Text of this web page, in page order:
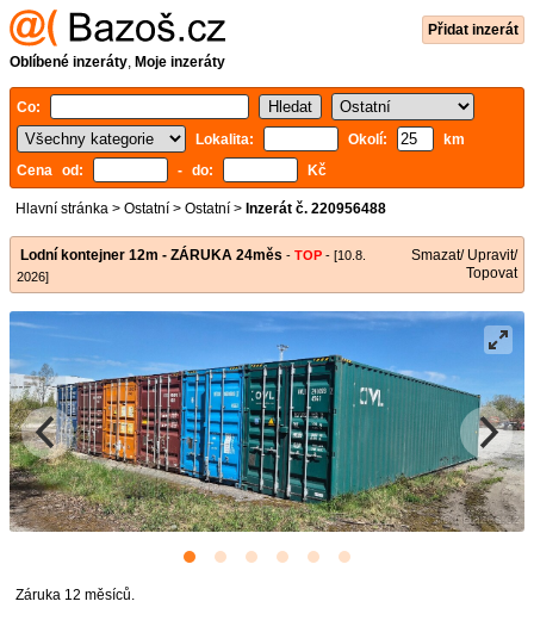
Přidat inzerát
Oblíbené inzeráty, Moje inzeráty
Co:
Lokalita:
Okolí:
km
Cena od:
- do: Kč
Hlavní stránka > Ostatní > Ostatní > Inzerát č. 220956488
Lodní kontejner 12m - ZÁRUKA 24měs - TOP - [10.8.
2026]
Smazat/ Upravit/
Topovat
Záruka 12 měsíců.